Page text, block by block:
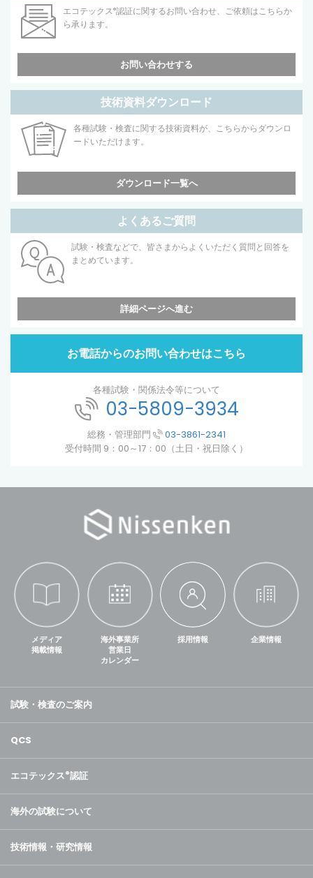
エコテックス®認証に関するお問い合わせ、ご依頼はこちらか
ら承ります。
お問い合わせする
技術資料ダウンロード
各種試験・検査に関する技術資料が、こちらからダウンロ
ードいただけます。
ダウンロード一覧へ
よくあるご質問
試験・検査などで、皆さまからよくいただく質問と回答を
まとめています。
詳細ページへ進む
お電話からのお問い合わせはこちら
各種試験・関係法令等について
03-5809-3934
総務・管理部門
03-3861-2341
受付時間 9：00～17：00（土日・祝日除く）
メディア
掲載情報
海外事業所
営業日
カレンダー
採用情報 企業情報
試験・検査のご案内
QCS
エコテックス®認証
海外の試験について
技術情報・研究情報